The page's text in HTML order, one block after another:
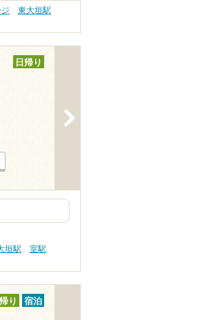
東大垣駅
日帰り
垣駅
室駅
り 宿泊